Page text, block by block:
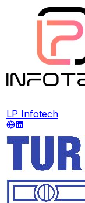
LP Infotech